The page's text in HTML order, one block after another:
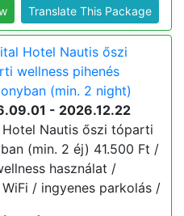
Translate This Package
Hotel Nautis őszi
wellness pihenés
(min. 2 night)
- 2026.12.22
Nautis őszi tóparti
(min. 2 éj) 41.500 Ft /
használat /
/ ingyenes parkolás /